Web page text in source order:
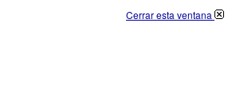
Cerrar esta ventana